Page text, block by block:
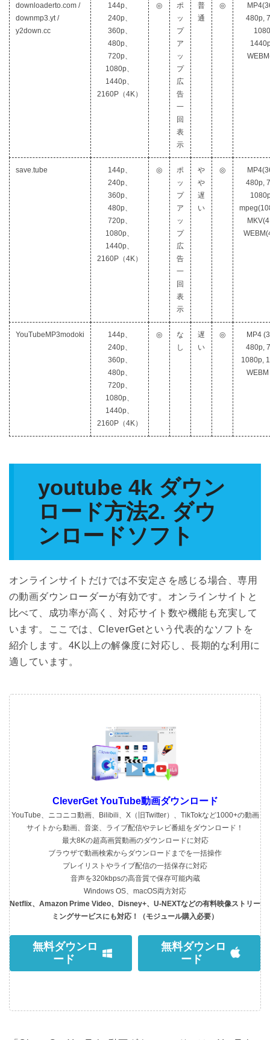
downloaderto.com /
downmp3.yt /
y2down.cc
144p、
240p、
360p、
480p、
720p、
1080p、
1440p、
2160P（4K）
◎
ポ
ッ
プ
ア
ッ
プ
広
告
一
回
表
示
普
通
◎
480p,
save.tube
144p、
240p、
360p、
480p、
720p、
1080p、
1440p、
2160P（4K）
◎
ポ
ッ
プ
ア
ッ
プ
広
告
一
回
表
示
や
や
遅
い
◎
480p,
YouTubeMP3modoki
144p、
240p、
360p、
480p、
720p、
1080p、
1440p、
2160P（4K）
◎
な
し
遅
い
◎
MP4
480p,
1080p,
youtube 4k ダウン
ロード方法2. ダウ
ンロードソフト
オンラインサイトだけでは不安定さを感じる場合、専用
の動画ダウンローダーが有効です。オンラインサイトと
比べて、成功率が高く、対応サイト数や機能も充実して
います。ここでは、CleverGetという代表的なソフトを
紹介します。4K以上の解像度に対応し、長期的な利用に
適しています。
CleverGet YouTube動画ダウンロード
YouTube、ニコニコ動画、Bilibili、X（旧Twitter）、TikTokなど1000+の動画
サイトから動画、音楽、ライブ配信やテレビ番組をダウンロード！
最大8Kの超高画質動画のダウンロードに対応
ブラウザで動画検索からダウンロードまでを一括操作
プレイリストやライブ配信の一括保存に対応
音声を320kbpsの高音質で保存可能内蔵
Windows OS、macOS両方対応
Netflix、Amazon Prime Video、Disney+、U-NEXTなどの有料映像ストリー
ミングサービスにも対応！（モジュール購入必要）
無料ダウンロ
ード
無料ダウンロ
ード